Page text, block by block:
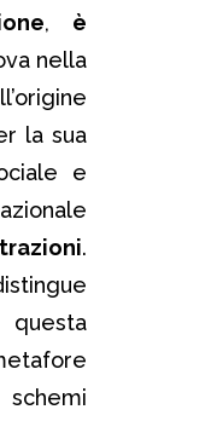
, è
nella
la sua
e
.